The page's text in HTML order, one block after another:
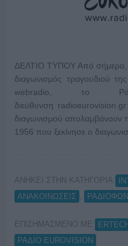
ΔΕΛΤΙΟ ΤΥΠΟΥ Από σήμερα,
διαγωνισμός τραγουδιού
webradio, το
διεύθυνση
διαγωνισμού απολαμβάνουν
1956 που ξεκίνησε ο
ΑΝΗΚΕΙ ΣΤΗΝ ΚΑΤΗΓΟΡΙΑ:
ΑΝΑΚΟΙΝΩΣΕΙΣ
ΕΠΙΣΗΜΑΣΜΕΝΟ ΜΕ:
ΡΑΔΙΟ EUROVISION